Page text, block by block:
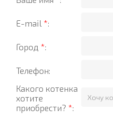
E-mail *:
Город *:
Телефон:
Какого котенка
хотите
приобрести? *: